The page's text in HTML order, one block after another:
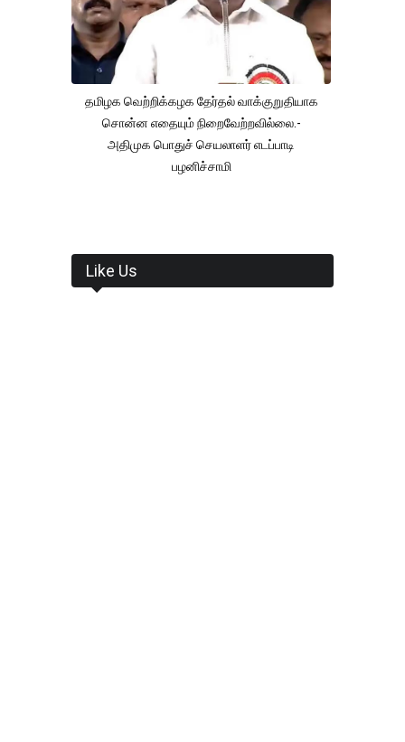
தமிழக வெற்றிக்கழக தேர்தல் வாக்குறுதியாக
சொன்ன எதையும் நிறைவேற்றவில்லை.-
அதிமுக பொதுச் செயலாளர் எடப்பாடி
பழனிச்சாமி
Like Us